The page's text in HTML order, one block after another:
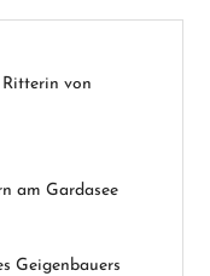
Ritterin von
am Gardasee
Geigenbauers